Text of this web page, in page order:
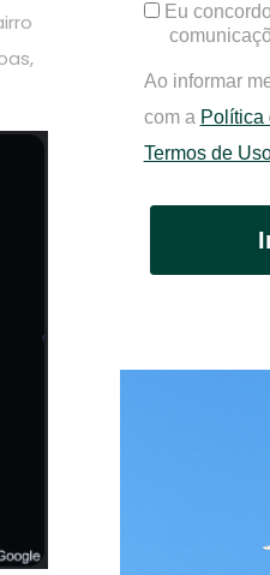
Eu
Ao informar
com a Política
Termos de